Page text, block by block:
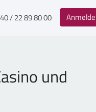
/ 22 89 80 00
und